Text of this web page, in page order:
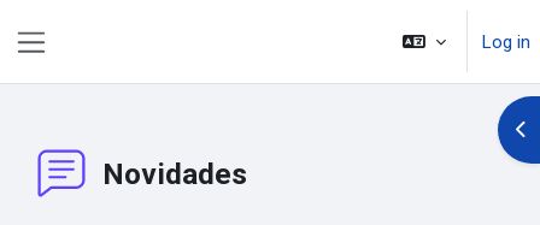
Log in
Novidades